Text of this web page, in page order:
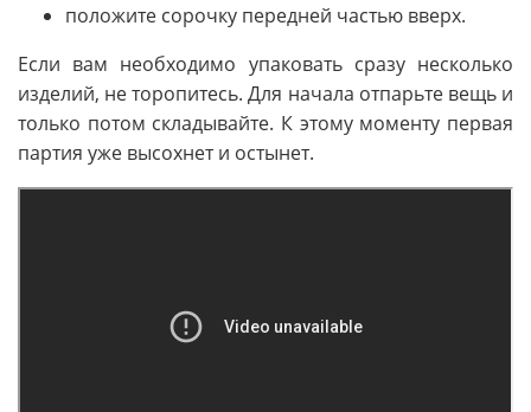
положите сорочку передней частью вверх.
Если вам необходимо упаковать сразу несколько
изделий, не торопитесь. Для начала отпарьте вещь и
только потом складывайте. К этому моменту первая
партия уже высохнет и остынет.